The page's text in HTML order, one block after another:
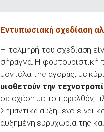
Εντυπωσιακή σχεδίαση
Η τολμηρή του σχεδίαση
σήραγγα. Η φουτουριστική
μοντέλα της αγοράς, με
υιοθετούν την
σε σχέση με το παρελθόν,
Σημαντικά αυξημένο είναι
αυξημένη ευρυχωρία της